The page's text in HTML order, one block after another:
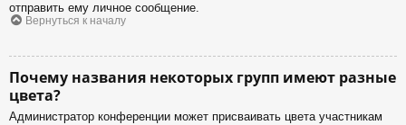
отправить ему личное сообщение.
Вернуться к началу
Почему названия некоторых групп имеют разные
цвета?
Администратор конференции может присваивать цвета участникам